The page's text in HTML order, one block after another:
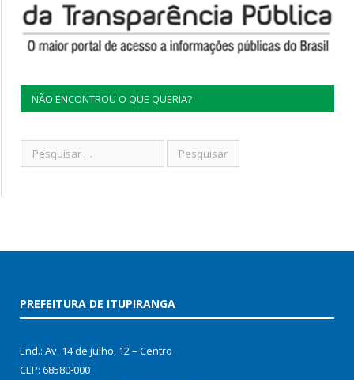
NÃO ENCONTROU O QUE QUERIA?
PREFEITURA DE ITUPIRANGA
End.: Av. 14 de julho, 12 – Centro
CEP: 68580-000